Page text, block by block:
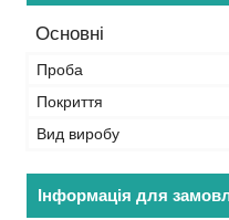
Основні
Проба
Покриття
Вид виробу
Інформація для